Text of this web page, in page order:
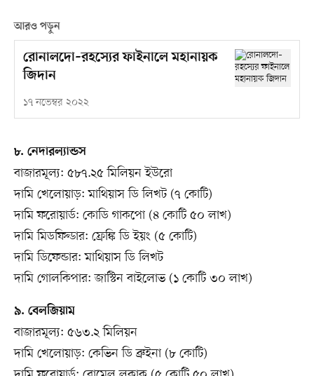
আরও পড়ুন
রোনালদো–রহস্যের ফাইনালে মহানায়ক
জিদান
১৭ নভেম্বর ২০২২
৮. নেদারল্যান্ডস
বাজারমূল্য: ৫৮৭.২৫ মিলিয়ন ইউরো
দামি খেলোয়াড়: মাথিয়াস ডি লিখট (৭ কোটি)
দামি ফরোয়ার্ড: কোডি গাকপো (৪ কোটি ৫০ লাখ)
দামি মিডফিল্ডার: ফ্রেঙ্কি ডি ইয়ং (৫ কোটি)
দামি ডিফেন্ডার: মাথিয়াস ডি লিখট
দামি গোলকিপার: জাস্টিন বাইলোভ (১ কোটি ৩০ লাখ)
৯. বেলজিয়াম
বাজারমূল্য: ৫৬৩.২ মিলিয়ন
দামি খেলোয়াড়: কেভিন ডি ব্রুইনা (৮ কোটি)